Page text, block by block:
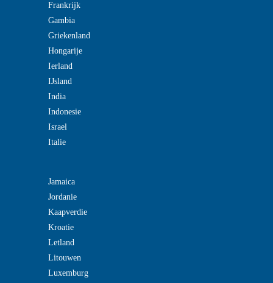
Frankrijk
Gambia
Griekenland
Hongarije
Ierland
IJsland
India
Indonesie
Israel
Italie
Jamaica
Jordanie
Kaapverdie
Kroatie
Letland
Litouwen
Luxemburg